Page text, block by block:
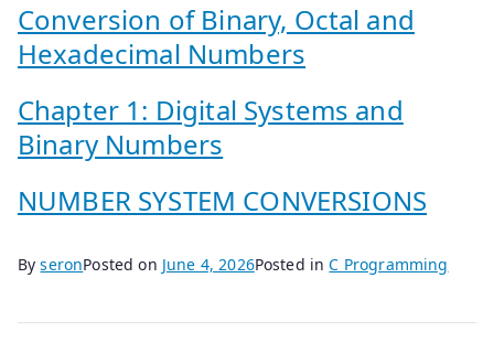
Conversion of Binary, Octal and
Hexadecimal Numbers
Chapter 1: Digital Systems and
Binary Numbers
NUMBER SYSTEM CONVERSIONS
ByseronPosted on June 4, 2026Posted inC Programming